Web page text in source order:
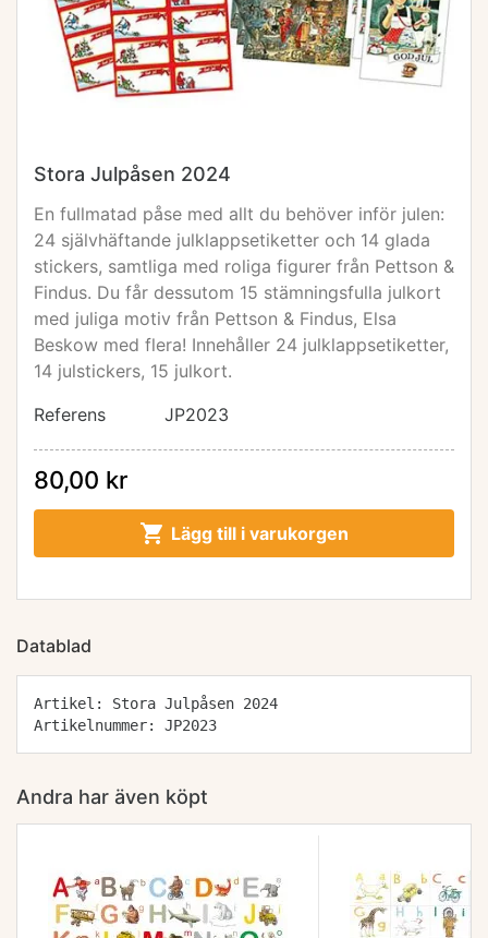
Stora Julpåsen 2024
En fullmatad påse med allt du behöver inför julen:
24 självhäftande julklappsetiketter och 14 glada
stickers, samtliga med roliga figurer från Pettson &
Findus. Du får dessutom 15 stämningsfulla julkort
med juliga motiv från Pettson & Findus, Elsa
Beskow med flera! Innehåller 24 julklappsetiketter,
14 julstickers, 15 julkort.
Referens
JP2023
80,00 kr
 Lägg till i varukorgen
Datablad
Artikel: Stora Julpåsen 2024
Artikelnummer: JP2023
Andra har även köpt